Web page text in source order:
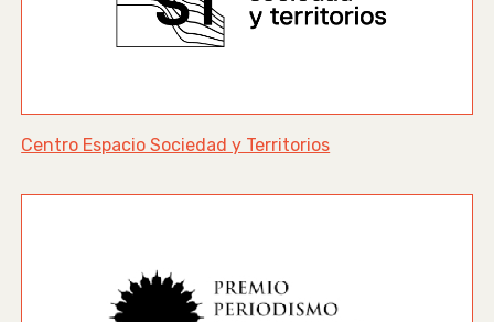
Centro Espacio Sociedad y Territorios